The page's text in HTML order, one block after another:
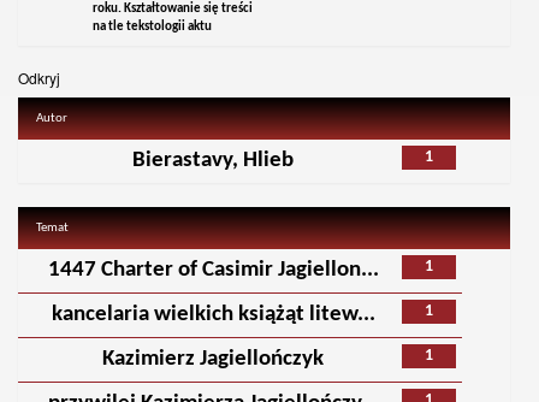
roku. Kształtowanie się treści
na tle tekstologii aktu
Odkryj
Autor
1
Bierastavy, Hlieb
Temat
1
1447 Charter of Casimir Jagiellon...
1
kancelaria wielkich książąt litew...
1
Kazimierz Jagiellończyk